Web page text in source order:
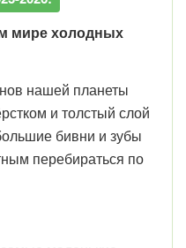
мире холодных
нашей планеты
и толстый слой
бивни и зубы
перебираться по